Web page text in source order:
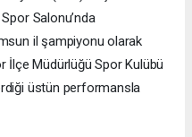
Salonu’nda
il şampiyonu olarak
İlçe Müdürlüğü Spor Kulübü
üstün performansla